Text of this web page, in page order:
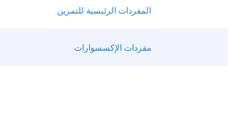
المفردات الرئيسية للتمرين
مفردات الإكسسوارات